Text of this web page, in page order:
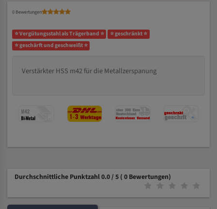
0 Bewertungen
⭐ Vergütungsstahl als Trägerband ⭐
⭐ geschränkt ⭐
⭐ geschärft und geschweißt ⭐
Verstärkter HSS m42 für die Metallzerspanung
Durchschnittliche Punktzahl 0.0 / 5 ( 0 Bewertungen)